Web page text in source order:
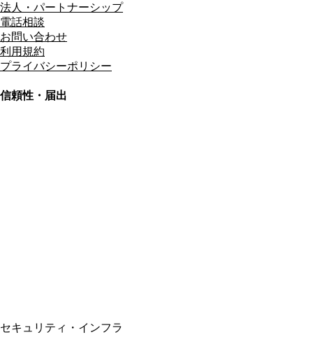
法人・パートナーシップ
電話相談
お問い合わせ
利用規約
プライバシーポリシー
信頼性・届出
セキュリティ・インフラ